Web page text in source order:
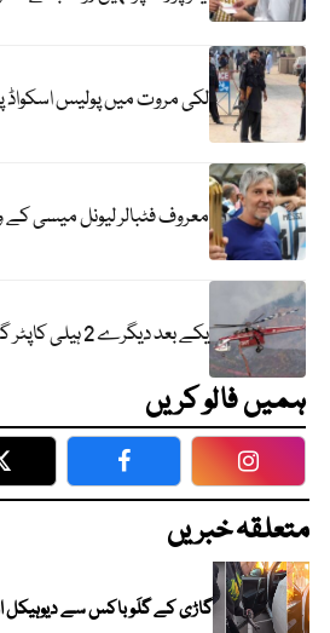
لکی مروت میں پولیس اسکواڈ
معروف فٹبالر لیونل میسی کے
یکے بعد دیگرے 2 ہیلی کاپٹر گر کر تباہ؛ متعدد ہلاکتیں
ہمیں فالو کریں
Twitter Facebook
متعلقہ خبریں
گاڑی کے گلَو باکس سے دیوہیکل